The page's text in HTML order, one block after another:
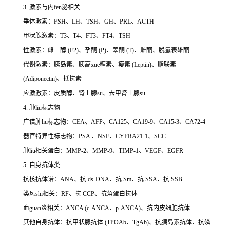
3. 激素与内fen泌相关
垂体激素：FSH、LH、TSH、GH、PRL、ACTH
甲状腺激素：T3、T4、FT3、FT4、TSH
性激素：雌二醇 (E2)、孕酮 (P)、睾酮 (T)、雌酮、脱氢表雄酮
代谢激素：胰岛素、胰高xue糖素、瘦素 (Leptin)、脂联素
(Adiponectin)、抵抗素
应激激素：皮质醇、肾上腺su、去甲肾上腺su
4. 肿liu标志物
广谱肿liu标志物：CEA、AFP、CA125、CA19-9、CA15-3、CA72-4
器官特异性标志物：PSA 、NSE、CYFRA21-1、SCC
肿liu相关蛋白：MMP-2、MMP-9、TIMP-1、VEGF、EGFR
5. 自身抗体类
抗核抗体谱：ANA、抗 ds-DNA、抗 Sm、抗 SSA、抗 SSB
类风shi相关：RF、抗 CCP、抗角蛋白抗体
血guan炎相关：ANCA (c-ANCA、p-ANCA)、抗内皮细胞抗体
其他自身抗体：抗甲状腺抗体 (TPOAb、TgAb)、抗胰岛素抗体、抗磷